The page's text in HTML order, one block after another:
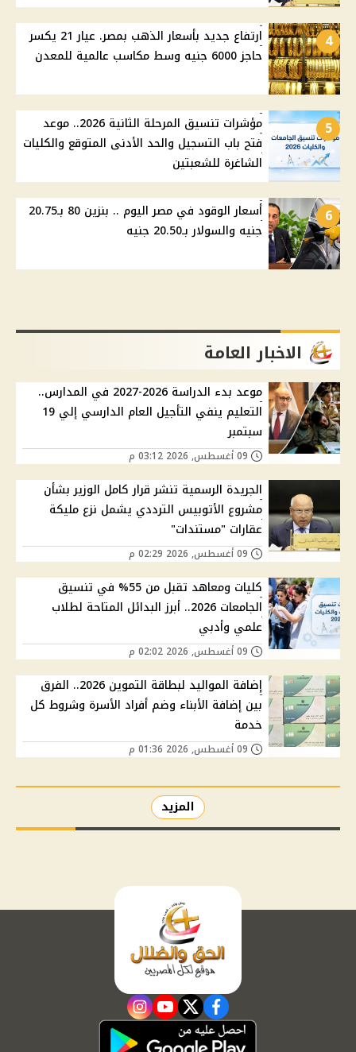
4
ارتفاع جديد بأسعار الذهب بمصر. عيار 21 يكسر
حاجز 6000 جنيه وسط مكاسب عالمية للمعدن
5
مؤشرات تنسيق المرحلة الثانية 2026.. موعد
فتح باب التسجيل والحد الأدنى المتوقع والكليات
الشاغرة للشعبتين
6
أسعار الوقود في مصر اليوم .. بنزين 80 بـ20.75
جنيه والسولار بـ20.50 جنيه
الاخبار العامة
موعد بدء الدراسة 2026-2027 في المدارس..
التعليم ينفي التأجيل العام الدارسي إلي 19
سبتمبر
الجريدة الرسمية تنشر قرار كامل الوزير بشأن
مشروع الأتوبيس الترددي يشمل نزع مليكة
عقارات "مستندات"
كليات ومعاهد تقبل من 55% في تنسيق
الجامعات 2026.. أبرز البدائل المتاحة لطلاب
علمي وأدبي
إضافة المواليد لبطاقة التموين 2026.. الفرق
بين إضافة الأبناء وضم أفراد الأسرة وشروط كل
خدمة
المزيد
facebook
twitter
youtube
instagram